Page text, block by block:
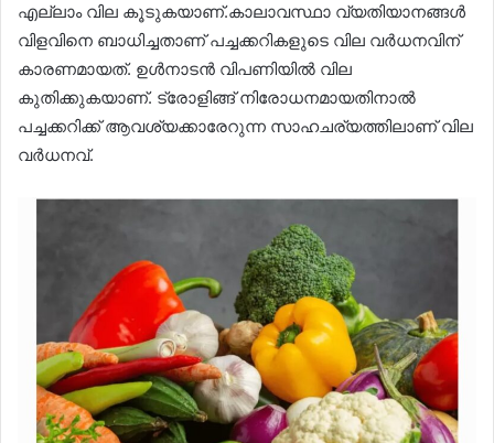
എല്ലാം വില കൂടുകയാണ്.കാലാവസ്ഥാ വ്യതിയാനങ്ങൾ
വിളവിനെ ബാധിച്ചതാണ് പച്ചക്കറികളുടെ വില വർധനവിന്
കാരണമായത്. ഉൾനാടൻ വിപണിയിൽ വില
കുതിക്കുകയാണ്. ട്രോളിങ്ങ് നിരോധനമായതിനാൽ
പച്ചക്കറിക്ക് ആവശ്യക്കാരേറുന്ന സാഹചര്യത്തിലാണ് വില
വർധനവ്.